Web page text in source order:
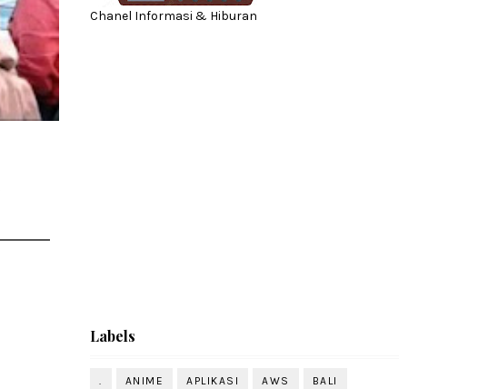
Chanel Informasi & Hiburan
Labels
. ANIME APLIKASI AWS BALI